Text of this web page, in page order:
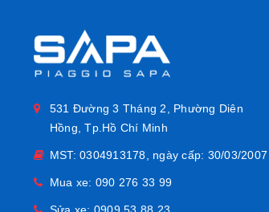
531 Đường 3 Tháng 2, Phường Diên
Hồng, Tp.Hồ Chí Minh
MST: 0304913178, ngày cấp: 30/03/2007
Mua xe: 090 276 33 99
Sửa xe: 0909 53 88 23